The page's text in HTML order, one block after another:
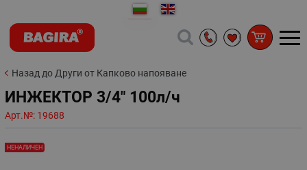
Назад до Други от Капково напояване
ИНЖЕКТОР 3/4" 100л/ч
Арт.№: 19688
НЕНАЛИЧЕН